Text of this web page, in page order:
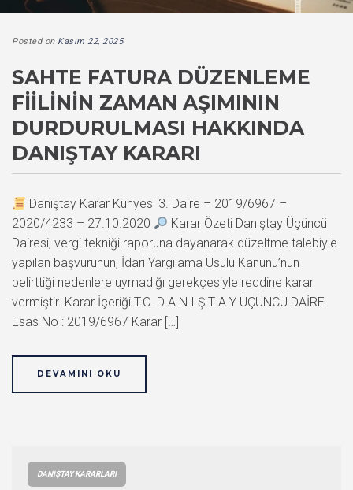
Posted on Kasım 22, 2025
SAHTE FATURA DÜZENLEME
FIILININ ZAMAN AŞIMININ
DURDURULMASI HAKKINDA
DANIŞTAY KARARI
Danıştay Karar Künyesi 3. Daire – 2019/6967 –
2020/4233 – 27.10.2020
Karar Özeti Danıştay Üçüncü
Dairesi, vergi tekniği raporuna dayanarak düzeltme talebiyle
yapılan başvurunun, İdari Yargılama Usulü Kanunu’nun
belirttiği nedenlere uymadığı gerekçesiyle reddine karar
vermiştir. Karar İçeriği T.C. D A N I Ş T A Y ÜÇÜNCÜ DAİRE
Esas No : 2019/6967 Karar […]
DEVAMINI OKU
DANIŞTAY KARARLARI